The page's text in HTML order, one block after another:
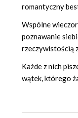
romantyczny
Wspólne
poznawanie
rzeczywistością
Każde z nich
wątek, którego